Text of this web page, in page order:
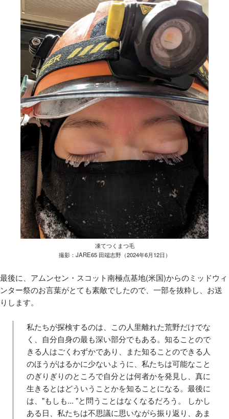
凍てつくまつ毛
撮影：JARE65 田端志野（2024年6月12日）
最後に、アムンセン・スコット南極点基地(米国)からのミッドウィ
ンター祭のお言葉がとても素敵でしたので、一部を抜粋し、お送
りします。
私たちが探検するのは、この人里離れた荒野だけでな
く、自分自身の最も深い部分でもある。知ることので
きる人はごくわずかであり、また知ることのできる人
のほうがはるかに少ないように、私たちは可能なこと
のぎりぎりのところで自分とは何者かを発見し、真に
生きるとはどういうことかを知ることになる。最後に
は、"もしも... "と問うことはなくなるだろう。 しかし
ある日、私たちは不思議に思いながら振り返り、あま